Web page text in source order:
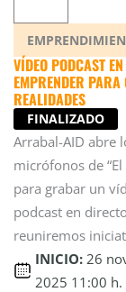
VÍDEO PODCAST
EMPRENDER
REALIDADES
FINALIZADO
Arrabal-AID abre
micrófonos de “El
para grabar un
podcast en
reuniremos
INICIO: 26
2025 11:00 h.